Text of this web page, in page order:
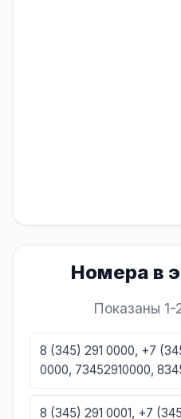
Номера в
Показаны 1-
8 (345) 291 0000, +7
0000, 73452910000,
8 (345) 291 0001, +7